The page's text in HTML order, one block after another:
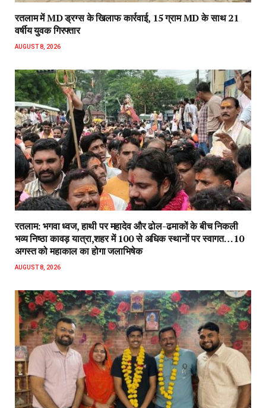
रतलाम में MD ड्रग्स के खिलाफ कार्रवाई, 15 ग्राम MD के साथ 21
वर्षीय युवक गिरफ्तार
AUGUST 8, 2026
रतलाम: भगवा ध्वज, हाथी पर महादेव और ढोल-ढमाकों के बीच निकली
भव्य निष्ठा कावड़ यात्रा,शहर में 100 से अधिक स्थानों पर स्वागत…10
अगस्त को महाकाल का होगा जलाभिषेक
AUGUST 8, 2026